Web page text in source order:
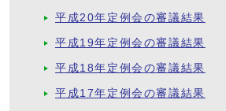
平成20年定例会の審議結果
平成19年定例会の審議結果
平成18年定例会の審議結果
平成17年定例会の審議結果